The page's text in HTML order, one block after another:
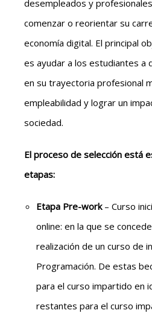
desempleados y
comenzar o reorientar su
economía digital. El principal
es ayudar a los estudiantes a
en su trayectoria profesional
empleabilidad y lograr un
sociedad.
El proceso de selección está
etapas:
Etapa Pre-work – Curso
online: en la que se
realización de un curso de
Programación. De estas
para el curso impartido en
restantes para el curso